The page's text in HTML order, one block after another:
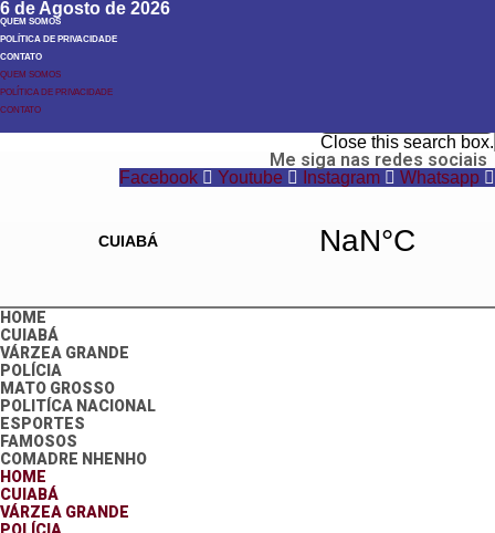
6 de Agosto de 2026
QUEM SOMOS
POLÍTICA DE PRIVACIDADE
CONTATO
QUEM SOMOS
POLÍTICA DE PRIVACIDADE
CONTATO
Close this search box.
Me siga nas redes sociais
Facebook Youtube Instagram Whatsapp
HOME
CUIABÁ
VÁRZEA GRANDE
POLÍCIA
MATO GROSSO
POLITÍCA NACIONAL
ESPORTES
FAMOSOS
COMADRE NHENHO
HOME
CUIABÁ
VÁRZEA GRANDE